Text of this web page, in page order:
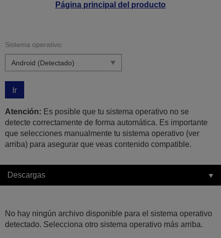
Página principal del producto
Sistema operativo:
Ir
Atención: Es posible que tu sistema operativo no se
detecte correctamente de forma automática. Es importante
que selecciones manualmente tu sistema operativo (ver
arriba) para asegurar que veas contenido compatible.
Descargas
No hay ningún archivo disponible para el sistema operativo
detectado. Selecciona otro sistema operativo más arriba.